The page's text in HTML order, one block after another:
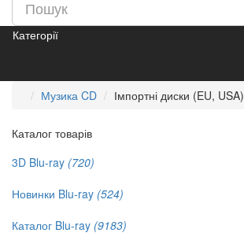
Категорії
Музика CD Імпортні диски (EU, USA)
Каталог товарів
3D Blu-ray (720)
Новинки Blu-ray (524)
Каталог Blu-ray (9183)